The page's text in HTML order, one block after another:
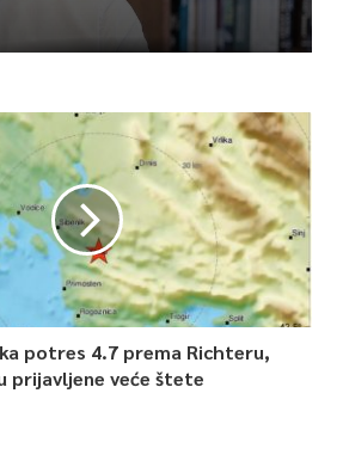
potres 4.7 prema Richteru,
prijavljene veće štete